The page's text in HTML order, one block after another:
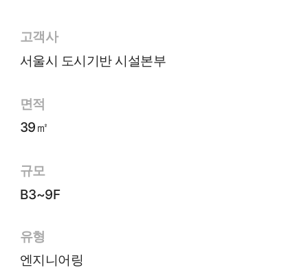
고객사
서울시 도시기반 시설본부
면적
39㎡
규모
B3~9F
유형
엔지니어링